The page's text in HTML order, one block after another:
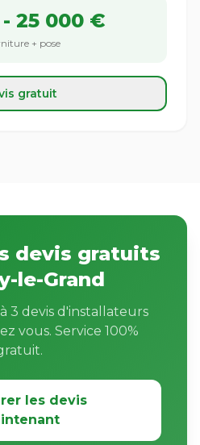
- 25 000 €
+ pose
gratuit
devis gratuits
le-Grand
3 devis d'installateurs
vous. Service 100%
les devis